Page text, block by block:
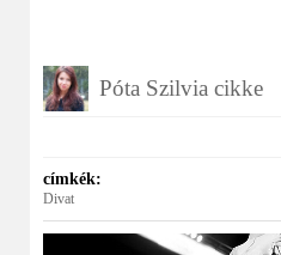
Póta Szilvia cikke
címkék:
Divat